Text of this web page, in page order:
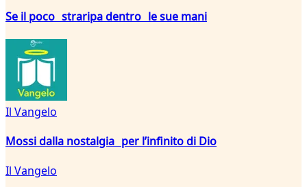
Se il poco straripa dentro le sue mani
Il Vangelo
Mossi dalla nostalgia per l’infinito di Dio
Il Vangelo